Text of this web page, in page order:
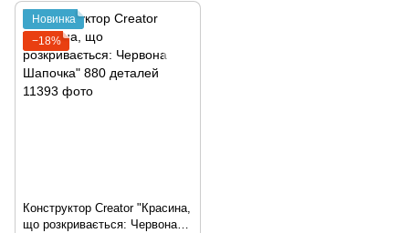
Новинка
−18%
Конструктор Creator "Красина,
що розкривається: Червона